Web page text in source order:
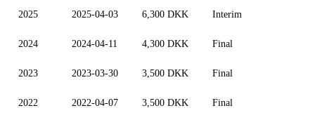
2025 2025-04-03 6,300 DKK Interim
2024 2024-04-11 4,300 DKK Final
2023 2023-03-30 3,500 DKK Final
2022 2022-04-07 3,500 DKK Final